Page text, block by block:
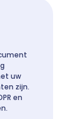
uw
zijn.
en